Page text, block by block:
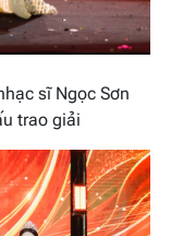
sĩ Ngọc Sơn
trao giải